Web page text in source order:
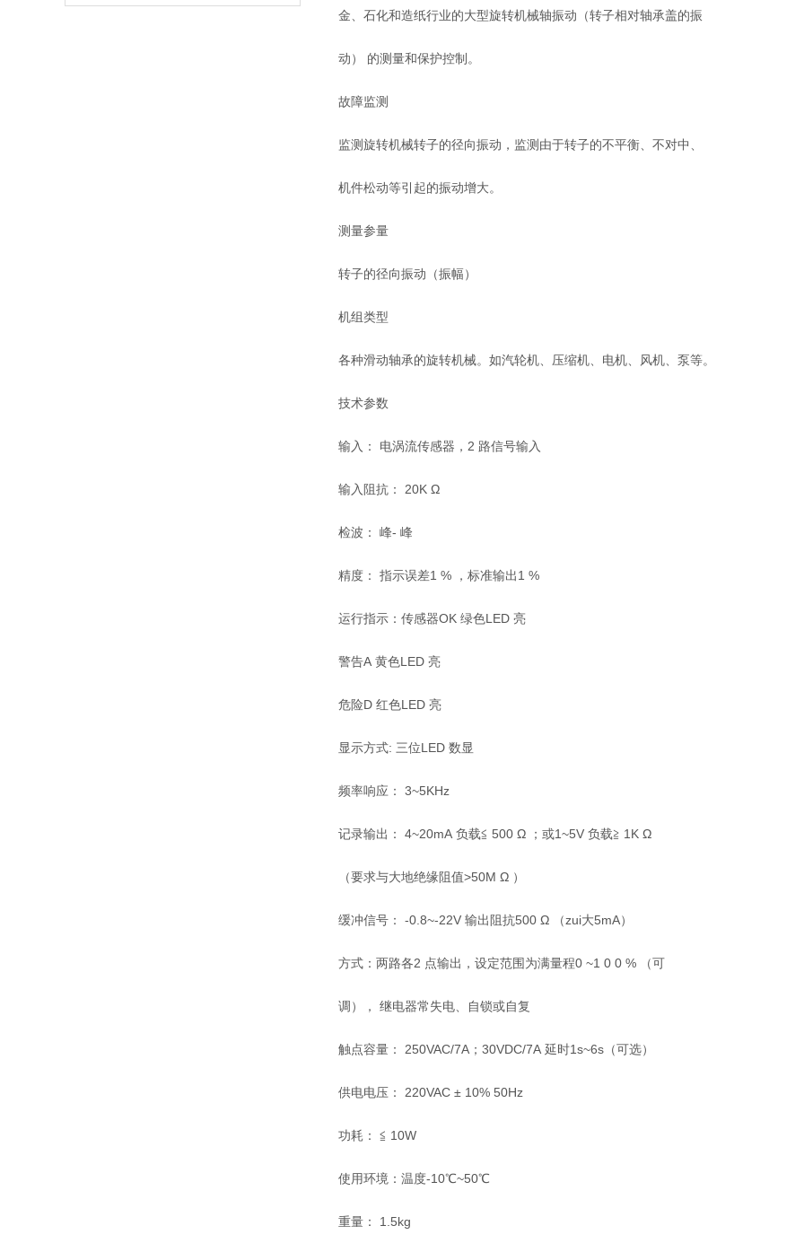
金、石化和造纸行业的大型旋转机械轴振动（转子相对轴承盖的振
动） 的测量和保护控制。
故障监测
监测旋转机械转子的径向振动，监测由于转子的不平衡、不对中、
机件松动等引起的振动增大。
测量参量
转子的径向振动（振幅）
机组类型
各种滑动轴承的旋转机械。如汽轮机、压缩机、电机、风机、泵等。
技术参数
输入： 电涡流传感器，2 路信号输入
输入阻抗： 20K Ω
检波： 峰- 峰
精度： 指示误差1 % ，标准输出1 %
运行指示：传感器OK 绿色LED 亮
警告A 黄色LED 亮
危险D 红色LED 亮
显示方式: 三位LED 数显
频率响应： 3~5KHz
记录输出： 4~20mA 负载≦ 500 Ω ；或1~5V 负载≧ 1K Ω
（要求与大地绝缘阻值>50M Ω ）
缓冲信号： -0.8~-22V 输出阻抗500 Ω （zui大5mA）
方式：两路各2 点输出，设定范围为满量程0 ~1 0 0 % （可
调）， 继电器常失电、自锁或自复
触点容量： 250VAC/7A；30VDC/7A 延时1s~6s（可选）
供电电压： 220VAC ± 10% 50Hz
功耗： ≦ 10W
使用环境：温度-10℃~50℃
重量： 1.5kg